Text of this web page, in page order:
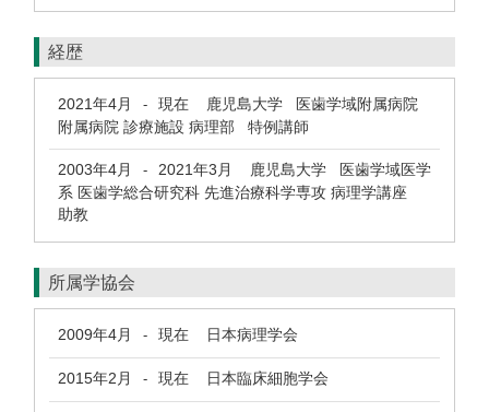
経歴
2021年4月 - 現在 鹿児島大学 医歯学域附属病院
附属病院 診療施設 病理部 特例講師
2003年4月 - 2021年3月
鹿児島大学 医歯学域医学
系 医歯学総合研究科 先進治療科学専攻 病理学講座
助教
所属学協会
2009年4月 - 現在 日本病理学会
2015年2月 - 現在 日本臨床細胞学会